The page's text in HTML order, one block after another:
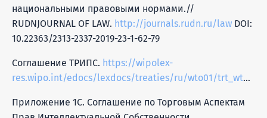
национальными правовыми нормами.//
RUDNJOURNAL OF LAW. http://journals.rudn.ru/law DOI:
10.22363/2313-2337-2019-23-1-62-79
Соглашение ТРИПС. https://wipolex-
res.wipo.int/edocs/lexdocs/treaties/ru/wto01/trt_wto01_001ru.pdf
Приложение 1С. Соглашение по Торговым Аспектам